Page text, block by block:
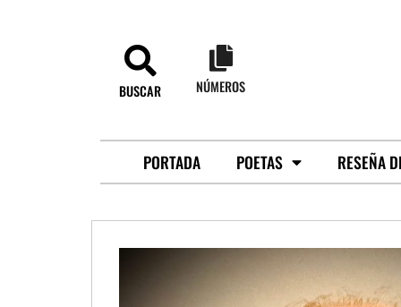
BUSCAR NÚMEROS
PORTADA POETAS RESEÑA